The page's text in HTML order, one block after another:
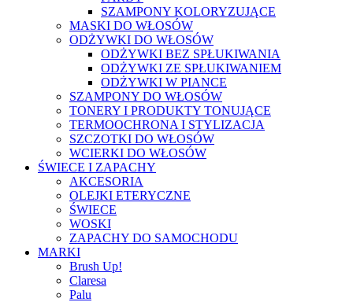
SZAMPONY KOLORYZUJĄCE
MASKI DO WŁOSÓW
ODŻYWKI DO WŁOSÓW
ODŻYWKI BEZ SPŁUKIWANIA
ODŻYWKI ZE SPŁUKIWANIEM
ODŻYWKI W PIANCE
SZAMPONY DO WŁOSÓW
TONERY I PRODUKTY TONUJĄCE
TERMOOCHRONA I STYLIZACJA
SZCZOTKI DO WŁOSÓW
WCIERKI DO WŁOSÓW
ŚWIECE I ZAPACHY
AKCESORIA
OLEJKI ETERYCZNE
ŚWIECE
WOSKI
ZAPACHY DO SAMOCHODU
MARKI
Brush Up!
Claresa
Palu